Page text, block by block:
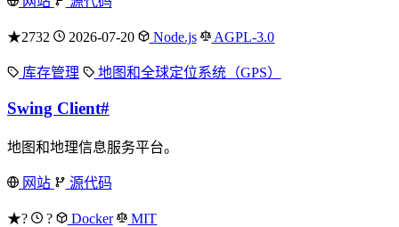
★2732 2026-07-20 Node.js AGPL-3.0
库存管理 地图和全球定位系统（GPS）
Swing Client#
地图和地理信息服务平台。
网站 源代码
★? ? Docker MIT